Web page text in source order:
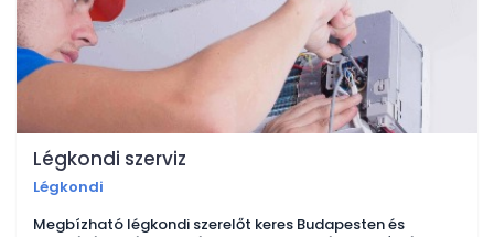
Légkondi szerviz
Légkondi
Megbízható légkondi szerelőt keres Budapesten és